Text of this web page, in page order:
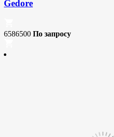
Gedore
6586500 По запросу